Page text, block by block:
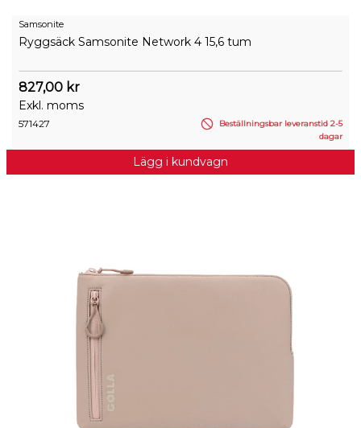
Samsonite
Ryggsäck Samsonite Network 4 15,6 tum
827,00 kr
Exkl. moms
571427
Beställningsbar leveranstid 2-5
dagar
Lägg i kundvagn